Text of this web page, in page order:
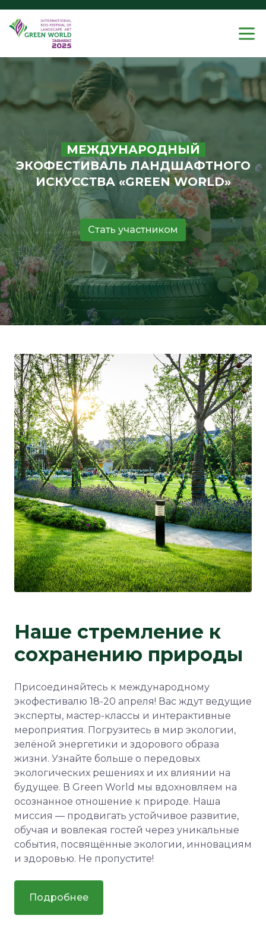
МЕЖДУНАРОДНЫЙ
ЭКОФЕСТИВАЛЬ ЛАНДШАФТНОГО
ИСКУССТВА «GREEN WORLD»
Стать участником
Наше стремление к
сохранению природы
Присоединяйтесь к международному
экофестивалю 18-20 апреля! Вас ждут ведущие
эксперты, мастер-классы и интерактивные
мероприятия. Погрузитесь в мир экологии,
зелёной энергетики и здорового образа
жизни. Узнайте больше о передовых
экологических решениях и их влиянии на
будущее. В Green World мы вдохновляем на
осознанное отношение к природе. Наша
миссия — продвигать устойчивое развитие,
обучая и вовлекая гостей через уникальные
события, посвящённые экологии, инновациям
и здоровью. Не пропустите!
Подробнее